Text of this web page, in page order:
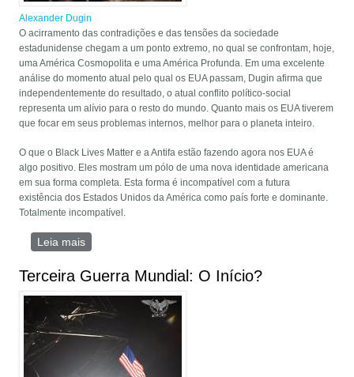
Alexander Dugin
O acirramento das contradições e das tensões da sociedade
estadunidense chegam a um ponto extremo, no qual se confrontam, hoje,
uma América Cosmopolita e uma América Profunda. Em uma excelente
análise do momento atual pelo qual os EUA passam, Dugin afirma que
independentemente do resultado, o atual conflito político-social
representa um alívio para o resto do mundo. Quanto mais os EUA tiverem
que focar em seus problemas internos, melhor para o planeta inteiro.
O que o Black Lives Matter e a Antifa estão fazendo agora nos EUA é
algo positivo. Eles mostram um pólo de uma nova identidade americana
em sua forma completa. Esta forma é incompatível com a futura
existência dos Estados Unidos da América como país forte e dominante.
Totalmente incompatível.
Leia mais
Terceira Guerra Mundial: O Início?